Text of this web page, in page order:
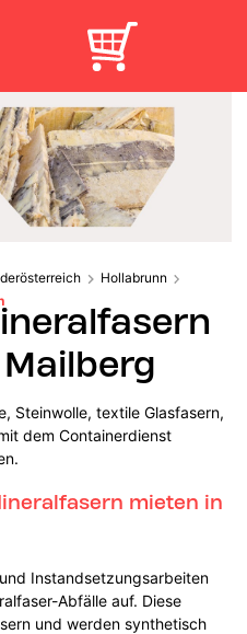
Hollabrunn
Steinwolle, textile Glasfasern,
dem Containerdienst
mieten in
Instandsetzungsarbeiten
Abfälle auf. Diese
und werden synthetisch